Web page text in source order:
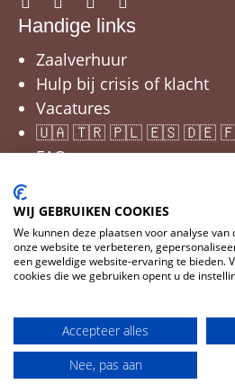
Handige links
Zaalverhuur
Hulp bij crisis of klacht
Vacatures
🇺🇦 🇹🇷 🇵🇱 🇪🇸 🇩🇪
FAQ
CMS Cookies Privacy
WIJ GEBRUIKEN COOKIES
We kunnen deze plaatsen voor analyse
onze website te verbeteren,
een geweldige website-ervaring te bieden.
cookies die we gebruiken opent u de
Accepteer alles
Nee, pas aan